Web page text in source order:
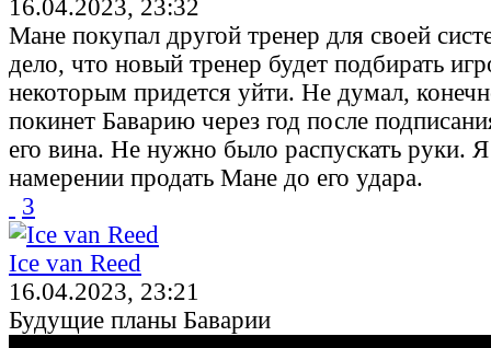
16.04.2023, 23:32
Мане покупал другой тренер для своей
дело, что новый тренер будет подбирать
некоторым придется уйти. Не думал,
покинет Баварию через год после
его вина. Не нужно было распускать руки.
намерении продать Мане до его удара.
3
Ice van Reed
16.04.2023, 23:21
Будущие планы Баварии